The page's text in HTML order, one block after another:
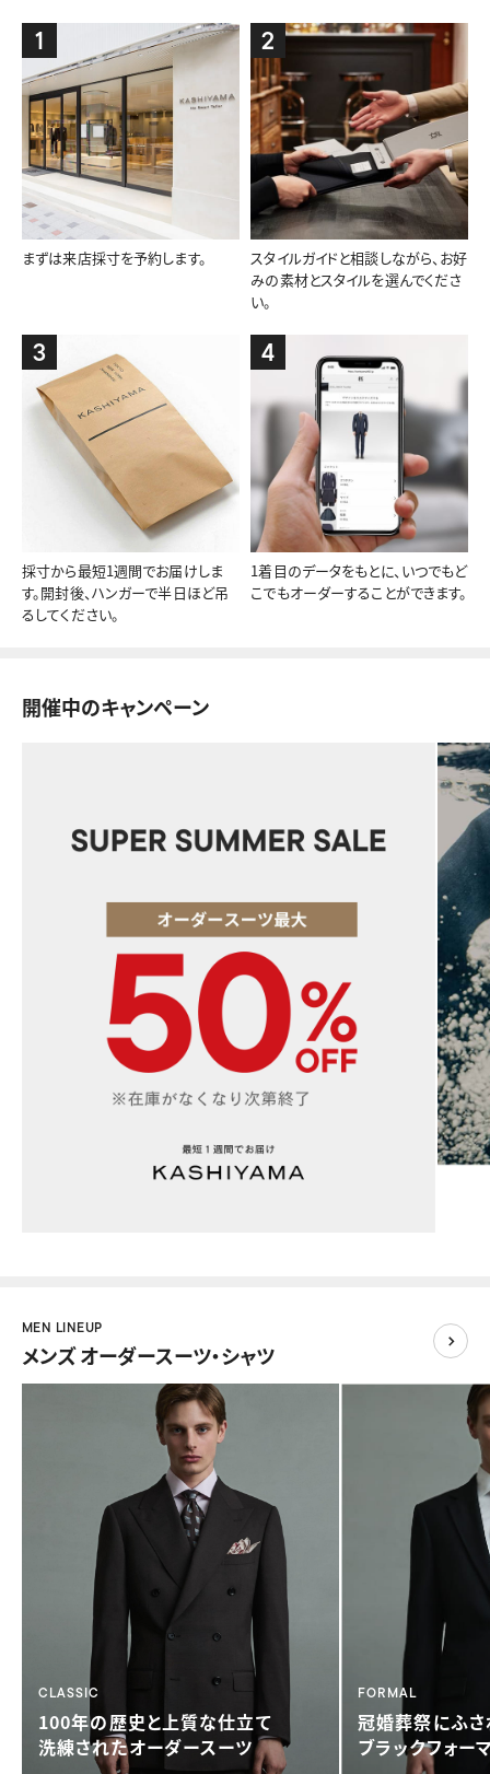
1
まずは来店採寸を予約します。
2
スタイルガイドと相談しながら、お好
みの素材とスタイルを選んでくださ
い。
3
採寸から最短1週間でお届けしま
す。開封後、ハンガーで半日ほど吊
るしてください。
4
1着目のデータをもとに、いつでもど
こでもオーダーすることができます。
開催中のキャンペーン
MEN LINEUP
メンズ オーダースーツ・シャツ
CLASSIC
100年の歴史と上質な仕立て
洗練されたオーダースーツ
FORMAL
冠婚葬祭にふさ
ブラックフォー